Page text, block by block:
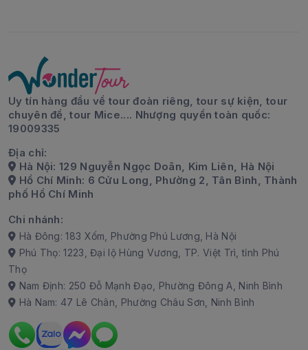
Uy tín hàng đầu về tour đoàn riêng, tour sự kiện, tour
chuyên đề, tour Mice.... Nhượng quyền toàn quốc:
19009335
Địa chỉ:
Hà Nội: 129 Nguyễn Ngọc Doãn, Kim Liên, Hà Nội
Hồ Chí Minh: 6 Cửu Long, Phường 2, Tân Bình, Thành
phố Hồ Chí Minh
Chi nhánh:
Hà Đông: 183 Xốm, Phường Phú Lương, Hà Nội
Phú Thọ: 1223, Đại lộ Hùng Vương, TP. Việt Trì, tỉnh Phú
Thọ
Nam Định: 250 Đỗ Mạnh Đạo, Phường Đông A, Ninh Bình
Hà Nam: 47 Lê Chân, Phường Châu Sơn, Ninh Bình